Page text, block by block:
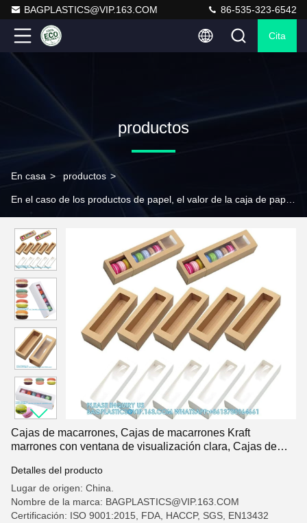
BAGPLASTICS@VIP.163.COM 86-535-323-6542
Cita
productos
En casa > productos >
En el caso de los productos de papel, el valor de la caja de papel
con ventana de visualización clara, Cajas de embalaje de
contenedores de macarrones Mini Cupcakes
Cajas de macarrones, Cajas de macarrones Kraft
marrones con ventana de visualización clara, Cajas de
Detalles del producto
Lugar de origen: China.
Nombre de la marca: BAGPLASTICS@VIP.163.COM
Certificación: ISO 9001:2015, FDA, HACCP, SGS, EN13432